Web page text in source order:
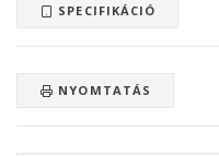
SPECIFIKÁCIÓ
NYOMTATÁS